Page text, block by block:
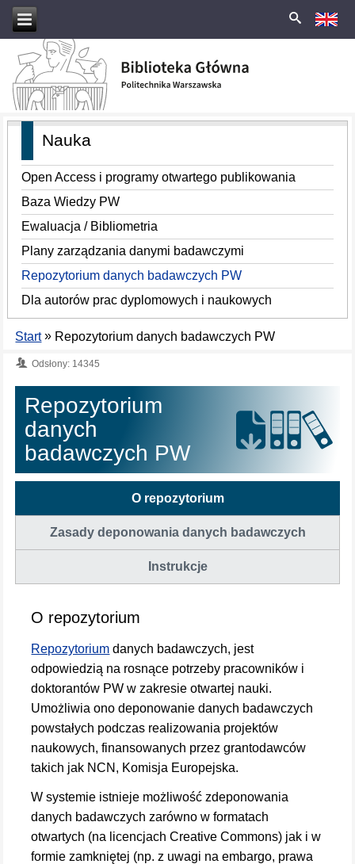
Nauka
Open Access i programy otwartego publikowania
Baza Wiedzy PW
Ewaluacja / Bibliometria
Plany zarządzania danymi badawczymi
Repozytorium danych badawczych PW
Dla autorów prac dyplomowych i naukowych
Start» Repozytorium danych badawczych PW
Odsłony: 14345
Repozytorium
danych
badawczych PW
O repozytorium
Zasady deponowania danych badawczych
Instrukcje
O repozytorium
Repozytorium danych badawczych, jest
odpowiedzią na rosnące potrzeby pracowników i
doktorantów PW w zakresie otwartej nauki.
Umożliwia ono deponowanie danych badawczych
powstałych podczas realizowania projektów
naukowych, finansowanych przez grantodawców
takich jak NCN, Komisja Europejska.
W systemie istnieje możliwość zdeponowania
danych badawczych zarówno w formatach
otwartych (na licencjach Creative Commons) jak i w
formie zamkniętej (np. z uwagi na embargo, prawa